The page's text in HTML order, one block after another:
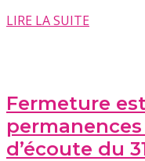
LIRE LA SUITE
Fermeture
d’écoute du